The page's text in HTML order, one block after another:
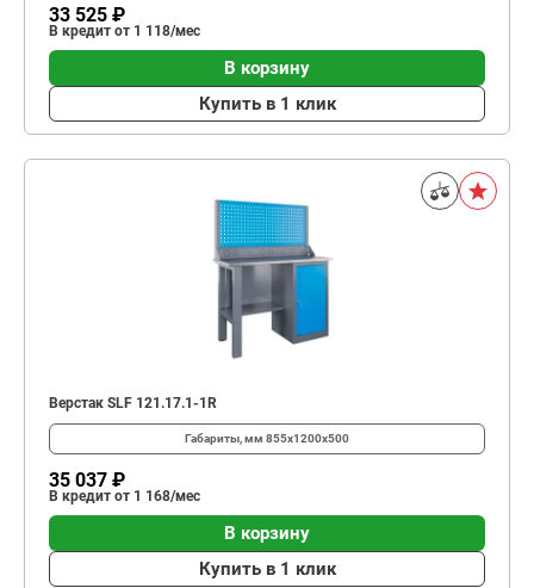
33 525 ₽
В кредит от 1 118/мес
В корзину
Купить в 1 клик
Верстак SLF 121.17.1-1R
Габариты, мм 855x1200x500
35 037 ₽
В кредит от 1 168/мес
В корзину
Купить в 1 клик